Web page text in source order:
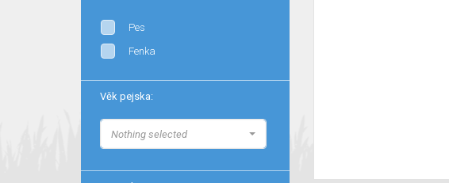
Pes
Fenka
Věk pejska:
Nothing selected